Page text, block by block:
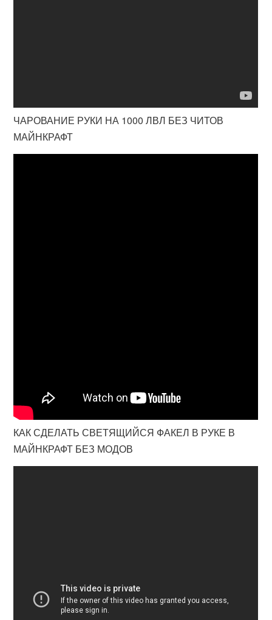
ЧАРОВАНИЕ РУКИ НА 1000 ЛВЛ БЕЗ ЧИТОВ
МАЙНКРАФТ
КАК СДЕЛАТЬ СВЕТЯЩИЙСЯ ФАКЕЛ В РУКЕ В
МАЙНКРАФТ БЕЗ МОДОВ